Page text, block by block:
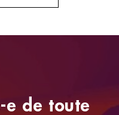
e de toute